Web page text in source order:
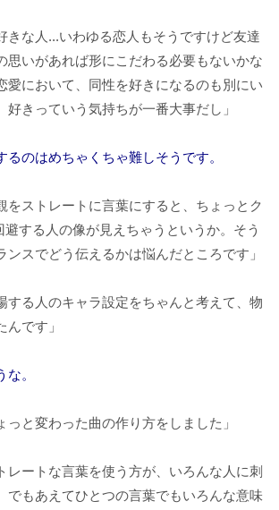
きな人...いわゆる恋人もそうですけど友達
思いがあれば形にこだわる必要もないかな
愛において、同性を好きになるのも別にい
好きっていう気持ちが一番大事だし」
のはめちゃくちゃ難しそうです。
をストレートに言葉にすると、ちょっとク
避する人の像が見えちゃうというか。そう
ンスでどう伝えるかは悩んだところです」
する人のキャラ設定をちゃんと考えて、物
です」
。
っと変わった曲の作り方をしました」
レートな言葉を使う方が、いろんな人に刺
でもあえてひとつの言葉でもいろんな意味